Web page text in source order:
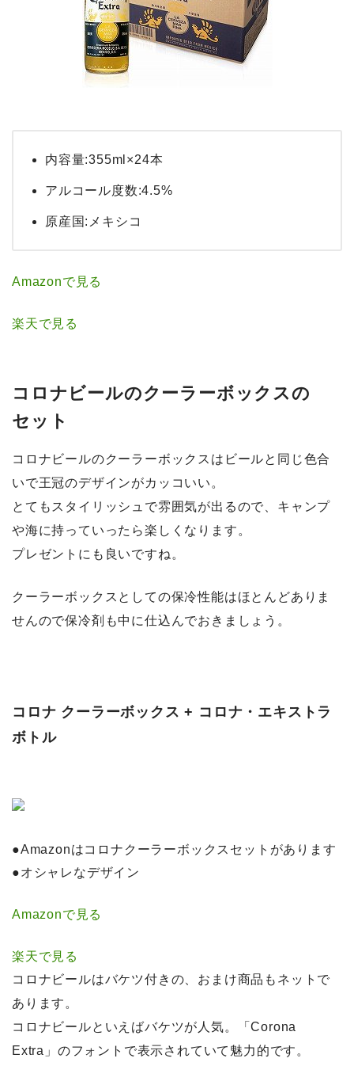
内容量:355ml×24本
アルコール度数:4.5%
原産国:メキシコ
Amazonで見る
楽天で見る
コロナビールのクーラーボックスの
セット
コロナビールのクーラーボックスはビールと同じ色合
いで王冠のデザインがカッコいい。
とてもスタイリッシュで雰囲気が出るので、キャンプ
や海に持っていったら楽しくなります。
プレゼントにも良いですね。
クーラーボックスとしての保冷性能はほとんどありま
せんので保冷剤も中に仕込んでおきましょう。
コロナ クーラーボックス + コロナ・エキストラ
ボトル
●Amazonはコロナクーラーボックスセットがあります
●オシャレなデザイン
Amazonで見る
楽天で見る
コロナビールはバケツ付きの、おまけ商品もネットで
あります。
コロナビールといえばバケツが人気。「Corona
Extra」のフォントで表示されていて魅力的です。